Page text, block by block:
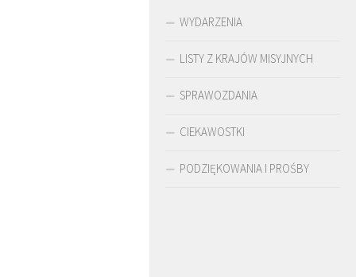
WYDARZENIA
LISTY Z KRAJÓW MISYJNYCH
SPRAWOZDANIA
CIEKAWOSTKI
PODZIĘKOWANIA I PROŚBY